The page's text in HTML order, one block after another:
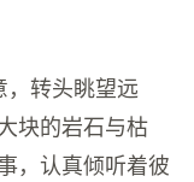
转头眺望远
块的岩石与枯
，认真倾听着彼